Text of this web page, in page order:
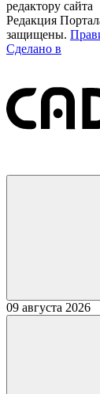
редактору сайта
Редакция
защищены.
Сделано в
09 августа 2026